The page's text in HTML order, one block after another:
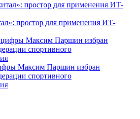
простор для применения ИТ-
Максим Паршин избран
спортивного